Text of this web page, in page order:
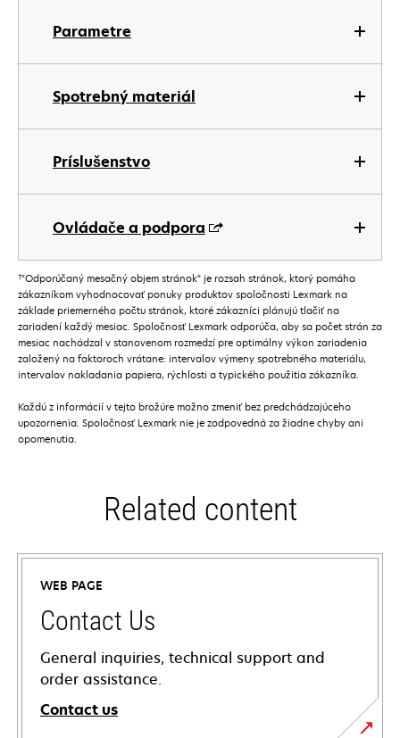
Parametre
Spotrebný materiál
Príslušenstvo
Ovládače a podpora
†"Odporúčaný mesačný objem stránok" je rozsah stránok, ktorý pomáha
zákazníkom vyhodnocovať ponuky produktov spoločnosti Lexmark na
základe priemerného počtu stránok, ktoré zákazníci plánujú tlačiť na
zariadení každý mesiac. Spoločnosť Lexmark odporúča, aby sa počet strán za
mesiac nachádzal v stanovenom rozmedzí pre optimálny výkon zariadenia
založený na faktoroch vrátane: intervalov výmeny spotrebného materiálu,
intervalov nakladania papiera, rýchlosti a typického použitia zákazníka.
Každú z informácií v tejto brožúre možno zmeniť bez predchádzajúceho
upozornenia. Spoločnosť Lexmark nie je zodpovedná za žiadne chyby ani
opomenutia.
Related content
WEB PAGE
Contact Us
General inquiries, technical support and
order assistance.
Contact us